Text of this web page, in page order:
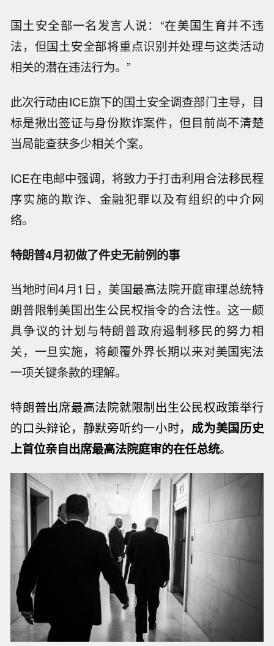
国土安全部一名发言人说：“在美国生育并不违
法，但国土安全部将重点识别并处理与这类活动
相关的潜在违法行为。”
此次行动由ICE旗下的国土安全调查部门主导，目
标是揪出签证与身份欺诈案件，但目前尚不清楚
当局能查获多少相关个案。
ICE在电邮中强调，将致力于打击利用合法移民程
序实施的欺诈、金融犯罪以及有组织的中介网
络。
特朗普4月初做了件史无前例的事
当地时间4月1日，美国最高法院开庭审理总统特
朗普限制美国出生公民权指令的合法性。这一颇
具争议的计划与特朗普政府遏制移民的努力相
关，一旦实施，将颠覆外界长期以来对美国宪法
一项关键条款的理解。
特朗普出席最高法院就限制出生公民权政策举行
的口头辩论， 静默旁听约一小时， 成为美国历史
上首位亲自出席最高法院庭审的在任总统。